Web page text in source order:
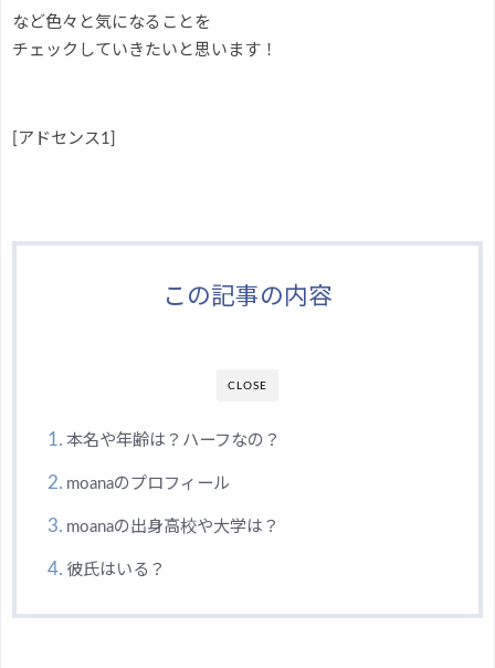
など色々と気になることを
チェックしていきたいと思います！
[アドセンス1]
CLOSE
この記事の内容
本名や年齢は？ハーフなの？
moanaのプロフィール
moanaの出身高校や大学は？
彼氏はいる？